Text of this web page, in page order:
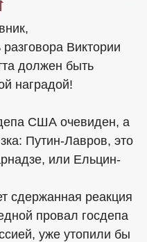
Виктории
должен быть
наградой!
США очевиден, а
Путин-Лавров, это
или Ельцин-
сдержанная реакция
провал госдепа
уже утопили бы